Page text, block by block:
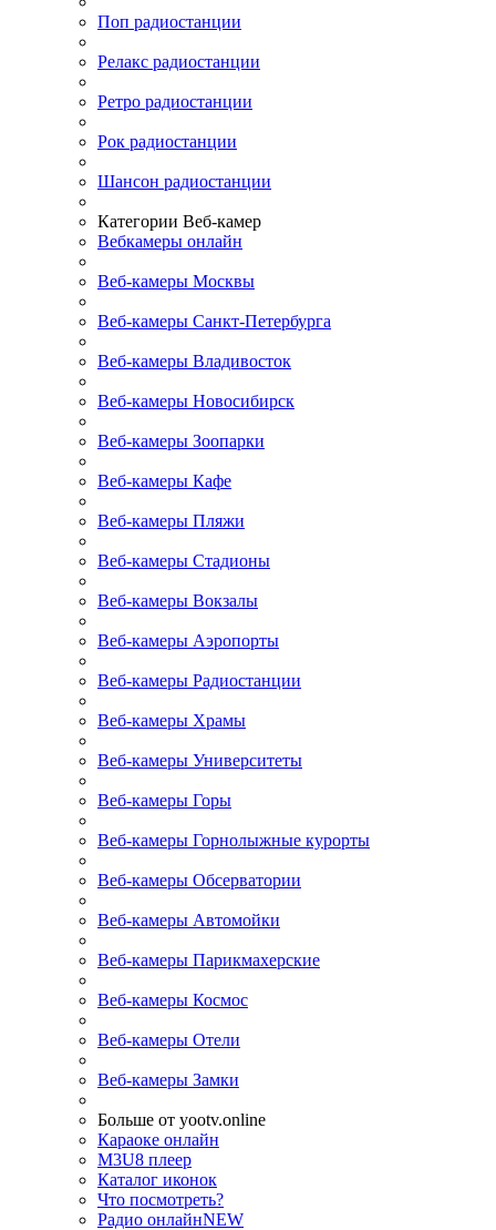
Поп радиостанции
Релакс радиостанции
Ретро радиостанции
Рок радиостанции
Шансон радиостанции
Категории Веб-камер
Вебкамеры онлайн
Веб-камеры Москвы
Веб-камеры Санкт-Петербурга
Веб-камеры Владивосток
Веб-камеры Новосибирск
Веб-камеры Зоопарки
Веб-камеры Кафе
Веб-камеры Пляжи
Веб-камеры Стадионы
Веб-камеры Вокзалы
Веб-камеры Аэропорты
Веб-камеры Радиостанции
Веб-камеры Храмы
Веб-камеры Университеты
Веб-камеры Горы
Веб-камеры Горнолыжные курорты
Веб-камеры Обсерватории
Веб-камеры Автомойки
Веб-камеры Парикмахерские
Веб-камеры Космос
Веб-камеры Отели
Веб-камеры Замки
Больше от yootv.online
Караоке онлайн
M3U8 плеер
Каталог иконок
Что посмотреть?
Радио онлайнNEW